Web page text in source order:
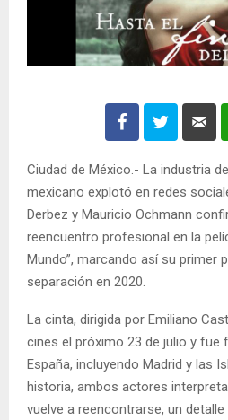
Ciudad de México.- La industria
mexicano explotó en redes
Derbez y Mauricio Ochmann
reencuentro profesional en la
Mundo”, marcando así su primer
separación en 2020.
La cinta, dirigida por Emiliano
cines el próximo 23 de julio y fue
España, incluyendo Madrid y las
historia, ambos actores
vuelve a reencontrarse, un